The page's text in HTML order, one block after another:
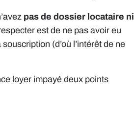
pas de dossier locataire ni
est de ne pas avoir eu
(d’où l’intérêt de ne
loyer impayé deux points